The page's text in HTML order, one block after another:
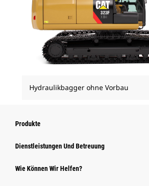
Hydraulikbagger ohne Vorbau
Produkte
Dienstleistungen Und Betreuung
Wie Können Wir Helfen?